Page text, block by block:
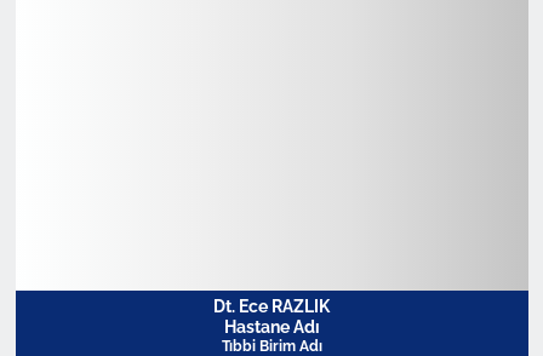
Dt. Ece RAZLIK
Hastane Adı
Tıbbi Birim Adı